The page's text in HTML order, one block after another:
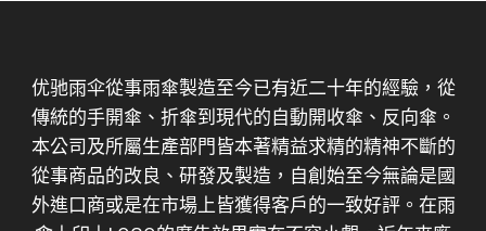
优驰雨伞從事雨傘製造至今已有近二十年的經驗，從
傳統的手開傘、折傘到現代的自動開收傘、反向傘。
本公司及所屬生產部門皆本著精益求精的精神不斷的
從事商品的改良、研發及製造，自創始至今無論是國
外進口商或是在市場上皆獲得客戶的一致好評。在雨